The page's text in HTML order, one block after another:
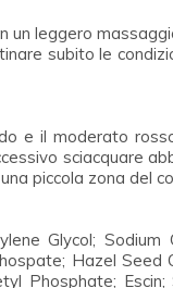
un leggero
subito le
e il moderato
sciacquare
piccola zona del
Glycol;
Hazel
Phosphate;